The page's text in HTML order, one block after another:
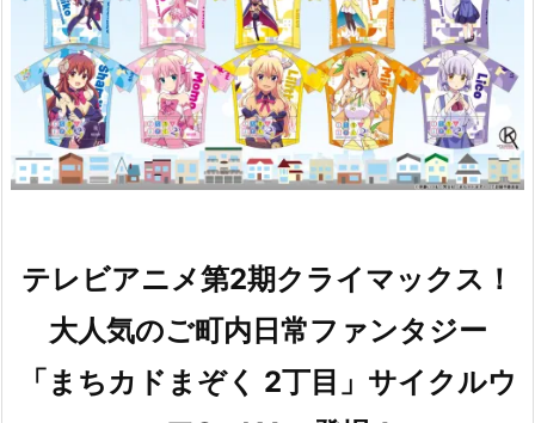
テレビアニメ第2期クライマックス！
大人気のご町内日常ファンタジー
「まちカドまぞく 2丁目」サイクルウ